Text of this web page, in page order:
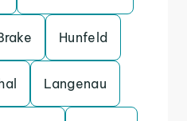
Hunfeld
Langenau